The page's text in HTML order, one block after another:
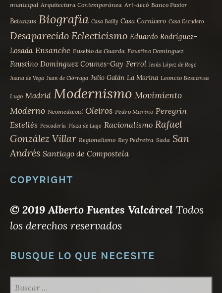
municipal Arquitectura Contemporánea Art-decó Banco Pastor
Betanzos Biografía Casa Bailly Casa Carnicero Casa Escudero
Desaparecido Eclecticismo Eduardo Rodríguez-
Losada Ensanche Eusebio da Guarda Faustino Domínguez
Faustino Domínguez Coumes-Gay Ferrol Jesús López de Rego
Juana de Vega Juan de Ciórraga Julio Galán La Marina Leoncio Bescansa
Lugo Madrid Modernismo Movimiento
Moderno Neomedieval Oleiros Pedro Mariño Peregrín
Estellés Pescadería Plaza de Lugo Racionalismo Rafael
González Villar Regionalismo Rey Pedreira Sada San
Andrés Santiago de Compostela
COPYRIGHT
© 2019 Alberto Fuentes Valcárcel Todos
los derechos reservados
BUSQUE LO QUE NECESITE